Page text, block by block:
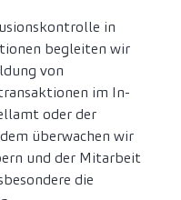
in
begleiten wir
von
im In-
oder der
überwachen wir
und der Mitarbeit
die